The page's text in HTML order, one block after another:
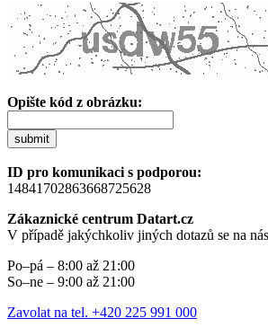
Opište kód z obrázku:
submit
ID pro komunikaci s podporou:
14841702863668725628
Zákaznické centrum Datart.cz
V případě jakýchkoliv jiných dotazů se na
Po–pá – 8:00 až 21:00
So–ne – 9:00 až 21:00
Zavolat na tel. +420 225 991 000